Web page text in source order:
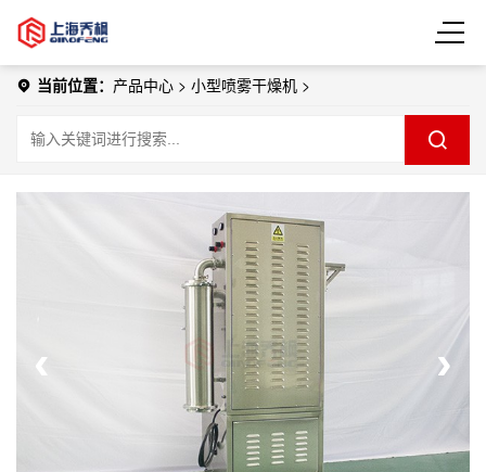
当前位置： 产品中心 > 小型喷雾干燥机 >